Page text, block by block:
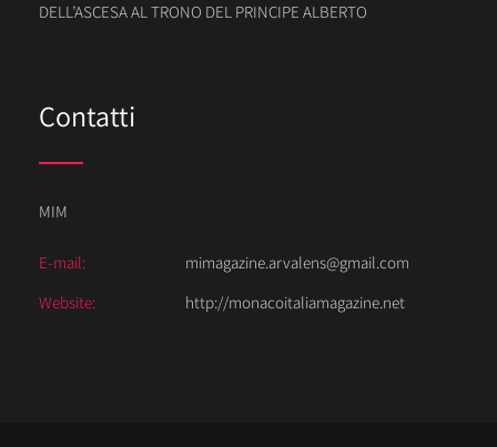
DELL’ASCESA AL TRONO DEL PRINCIPE ALBERTO
Contatti
MIM
E-mail:
mimagazine.arvalens@gmail.com
Website:
http://monacoitaliamagazine.net